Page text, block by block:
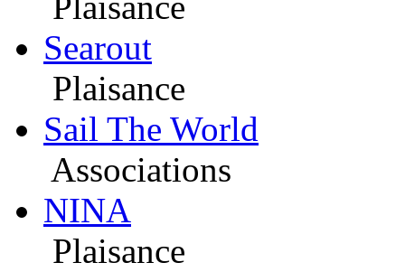
Searout
Plaisance
Sail The World
Associations
NINA
Plaisance